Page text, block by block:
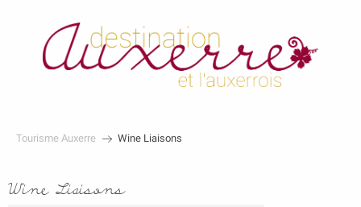
Tourisme Auxerre Wine Liaisons
Wine Liaisons